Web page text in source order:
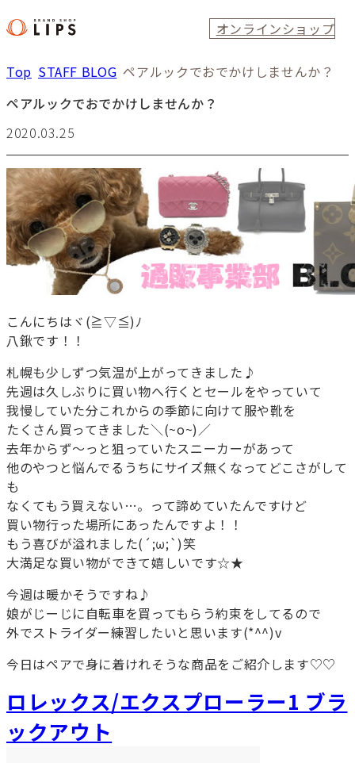
オンラインショップ
Top STAFF BLOG ペアルックでおでかけしませんか？
ペアルックでおでかけしませんか？
2020.03.25
こんにちはヾ(≧▽≦)ﾉ
八鍬です！！
札幌も少しずつ気温が上がってきました♪
先週は久しぶりに買い物へ行くとセールをやっていて
我慢していた分これからの季節に向けて服や靴を
たくさん買ってきました＼(~o~)／
去年からず～っと狙っていたスニーカーがあって
他のやつと悩んでるうちにサイズ無くなってどこさがして
も
なくてもう買えない…。って諦めていたんですけど
買い物行った場所にあったんですよ！！
もう喜びが溢れました(´;ω;`)笑
大満足な買い物ができて嬉しいです☆★
今週は暖かそうですね♪
娘がじーじに自転車を買ってもらう約束をしてるので
外でストライダー練習したいと思います(*^^)v
今日はペアで身に着けれそうな商品をご紹介します♡♡
ロレックス/エクスプローラー1 ブラ
ックアウト